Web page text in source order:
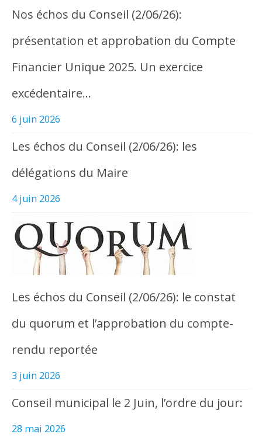
Nos échos du Conseil (2/06/26):
présentation et approbation du Compte
Financier Unique 2025. Un exercice
excédentaire…
6 juin 2026
Les échos du Conseil (2/06/26): les
délégations du Maire
4 juin 2026
Les échos du Conseil (2/06/26): le constat
du quorum et l’approbation du compte-
rendu reportée
3 juin 2026
Conseil municipal le 2 Juin, l’ordre du jour:
28 mai 2026